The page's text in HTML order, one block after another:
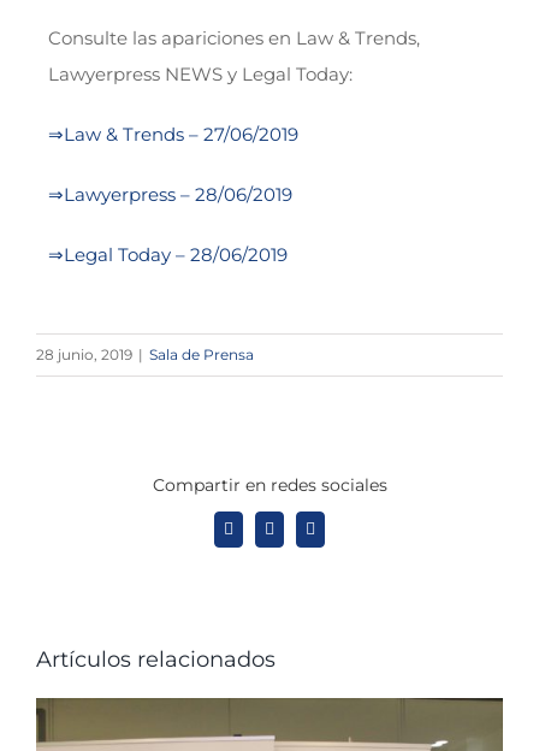
Consulte las apariciones en Law & Trends,
Lawyerpress NEWS y Legal Today:
⇒Law & Trends – 27/06/2019
⇒Lawyerpress – 28/06/2019
⇒Legal Today – 28/06/2019
28 junio, 2019 | Sala de Prensa
Compartir en redes sociales
X LinkedInWhatsApp
Artículos relacionados